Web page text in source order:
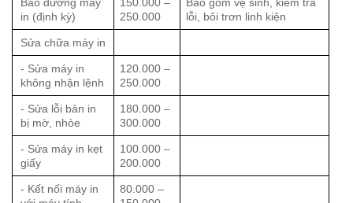
Bảo dưỡng máy
in (định kỳ)
150.000 –
250.000
Bao gồm vệ sinh, kiểm tra
lỗi, bôi trơn linh kiện
Sửa chữa máy in
- Sửa máy in
không nhận lệnh
120.000 –
250.000
- Sửa lỗi bản in
bị mờ, nhòe
180.000 –
300.000
- Sửa máy in kẹt
giấy
100.000 –
200.000
- Kết nối máy in
80.000 –